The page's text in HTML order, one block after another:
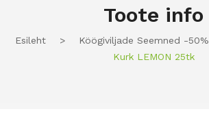
Toote info
Esileht > Köögiviljade Seemned -50%
Kurk LEMON 25tk